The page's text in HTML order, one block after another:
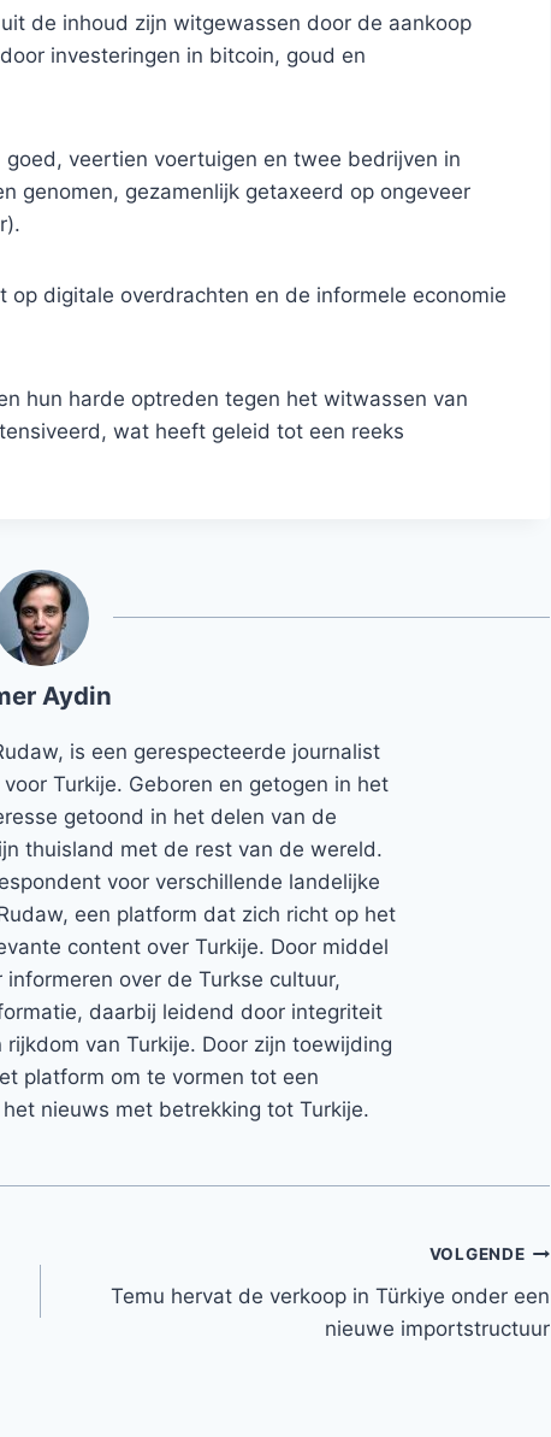
de inhoud zijn witgewassen door de aankoop
investeringen in bitcoin, goud en
veertien voertuigen en twee bedrijven in
genomen, gezamenlijk getaxeerd op ongeveer
digitale overdrachten en de informele economie
hun harde optreden tegen het witwassen van
wat heeft geleid tot een reeks
Aydin
is een gerespecteerde journalist
Turkije. Geboren en getogen in het
getoond in het delen van de
thuisland met de rest van de wereld.
voor verschillende landelijke
een platform dat zich richt op het
content over Turkije. Door middel
over de Turkse cultuur,
daarbij leidend door integriteit
van Turkije. Door zijn toewijding
platform om te vormen tot een
nieuws met betrekking tot Turkije.
VOLGENDE
Temu hervat de verkoop in Türkiye onder een
nieuwe importstructuur